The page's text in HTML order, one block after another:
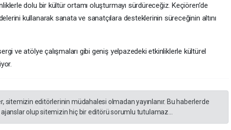
dolu bir kültür ortamı oluşturmayı sürdüreceğiz. Keçiören’de
kullanarak sanata ve sanatçılara desteklerinin süreceğinin altını
ve atölye çalışmaları gibi geniş yelpazedeki etkinliklerle kültürel
sitemizin editörlerinin müdahalesi olmadan yayınlanır. Bu haberlerde
olup sitemizin hiç bir editörü sorumlu tutulamaz...